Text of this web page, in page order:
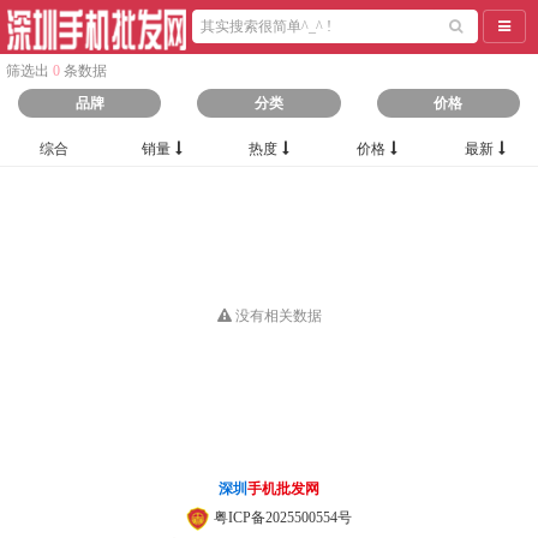
导航
筛选出 0 条数据
品牌
分类 价格
综合 销量 热度 价格 最新
没有相关数据
深圳 手机批发网
粤ICP备2025500554号